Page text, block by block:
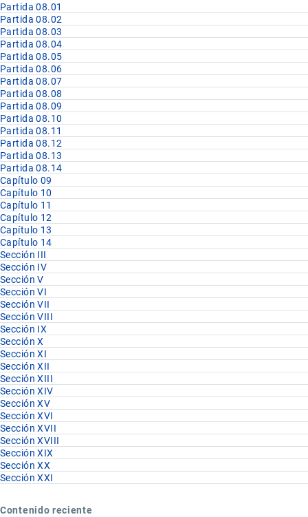
Partida 08.01
Partida 08.02
Partida 08.03
Partida 08.04
Partida 08.05
Partida 08.06
Partida 08.07
Partida 08.08
Partida 08.09
Partida 08.10
Partida 08.11
Partida 08.12
Partida 08.13
Partida 08.14
Capítulo 09
Capítulo 10
Capítulo 11
Capítulo 12
Capítulo 13
Capítulo 14
Sección III
Sección IV
Sección V
Sección VI
Sección VII
Sección VIII
Sección IX
Sección X
Sección XI
Sección XII
Sección XIII
Sección XIV
Sección XV
Sección XVI
Sección XVII
Sección XVIII
Sección XIX
Sección XX
Sección XXI
Contenido reciente